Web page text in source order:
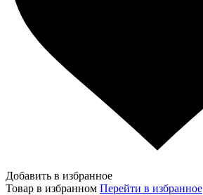
Добавить в избранное
Товар в избранном Перейти в избранное